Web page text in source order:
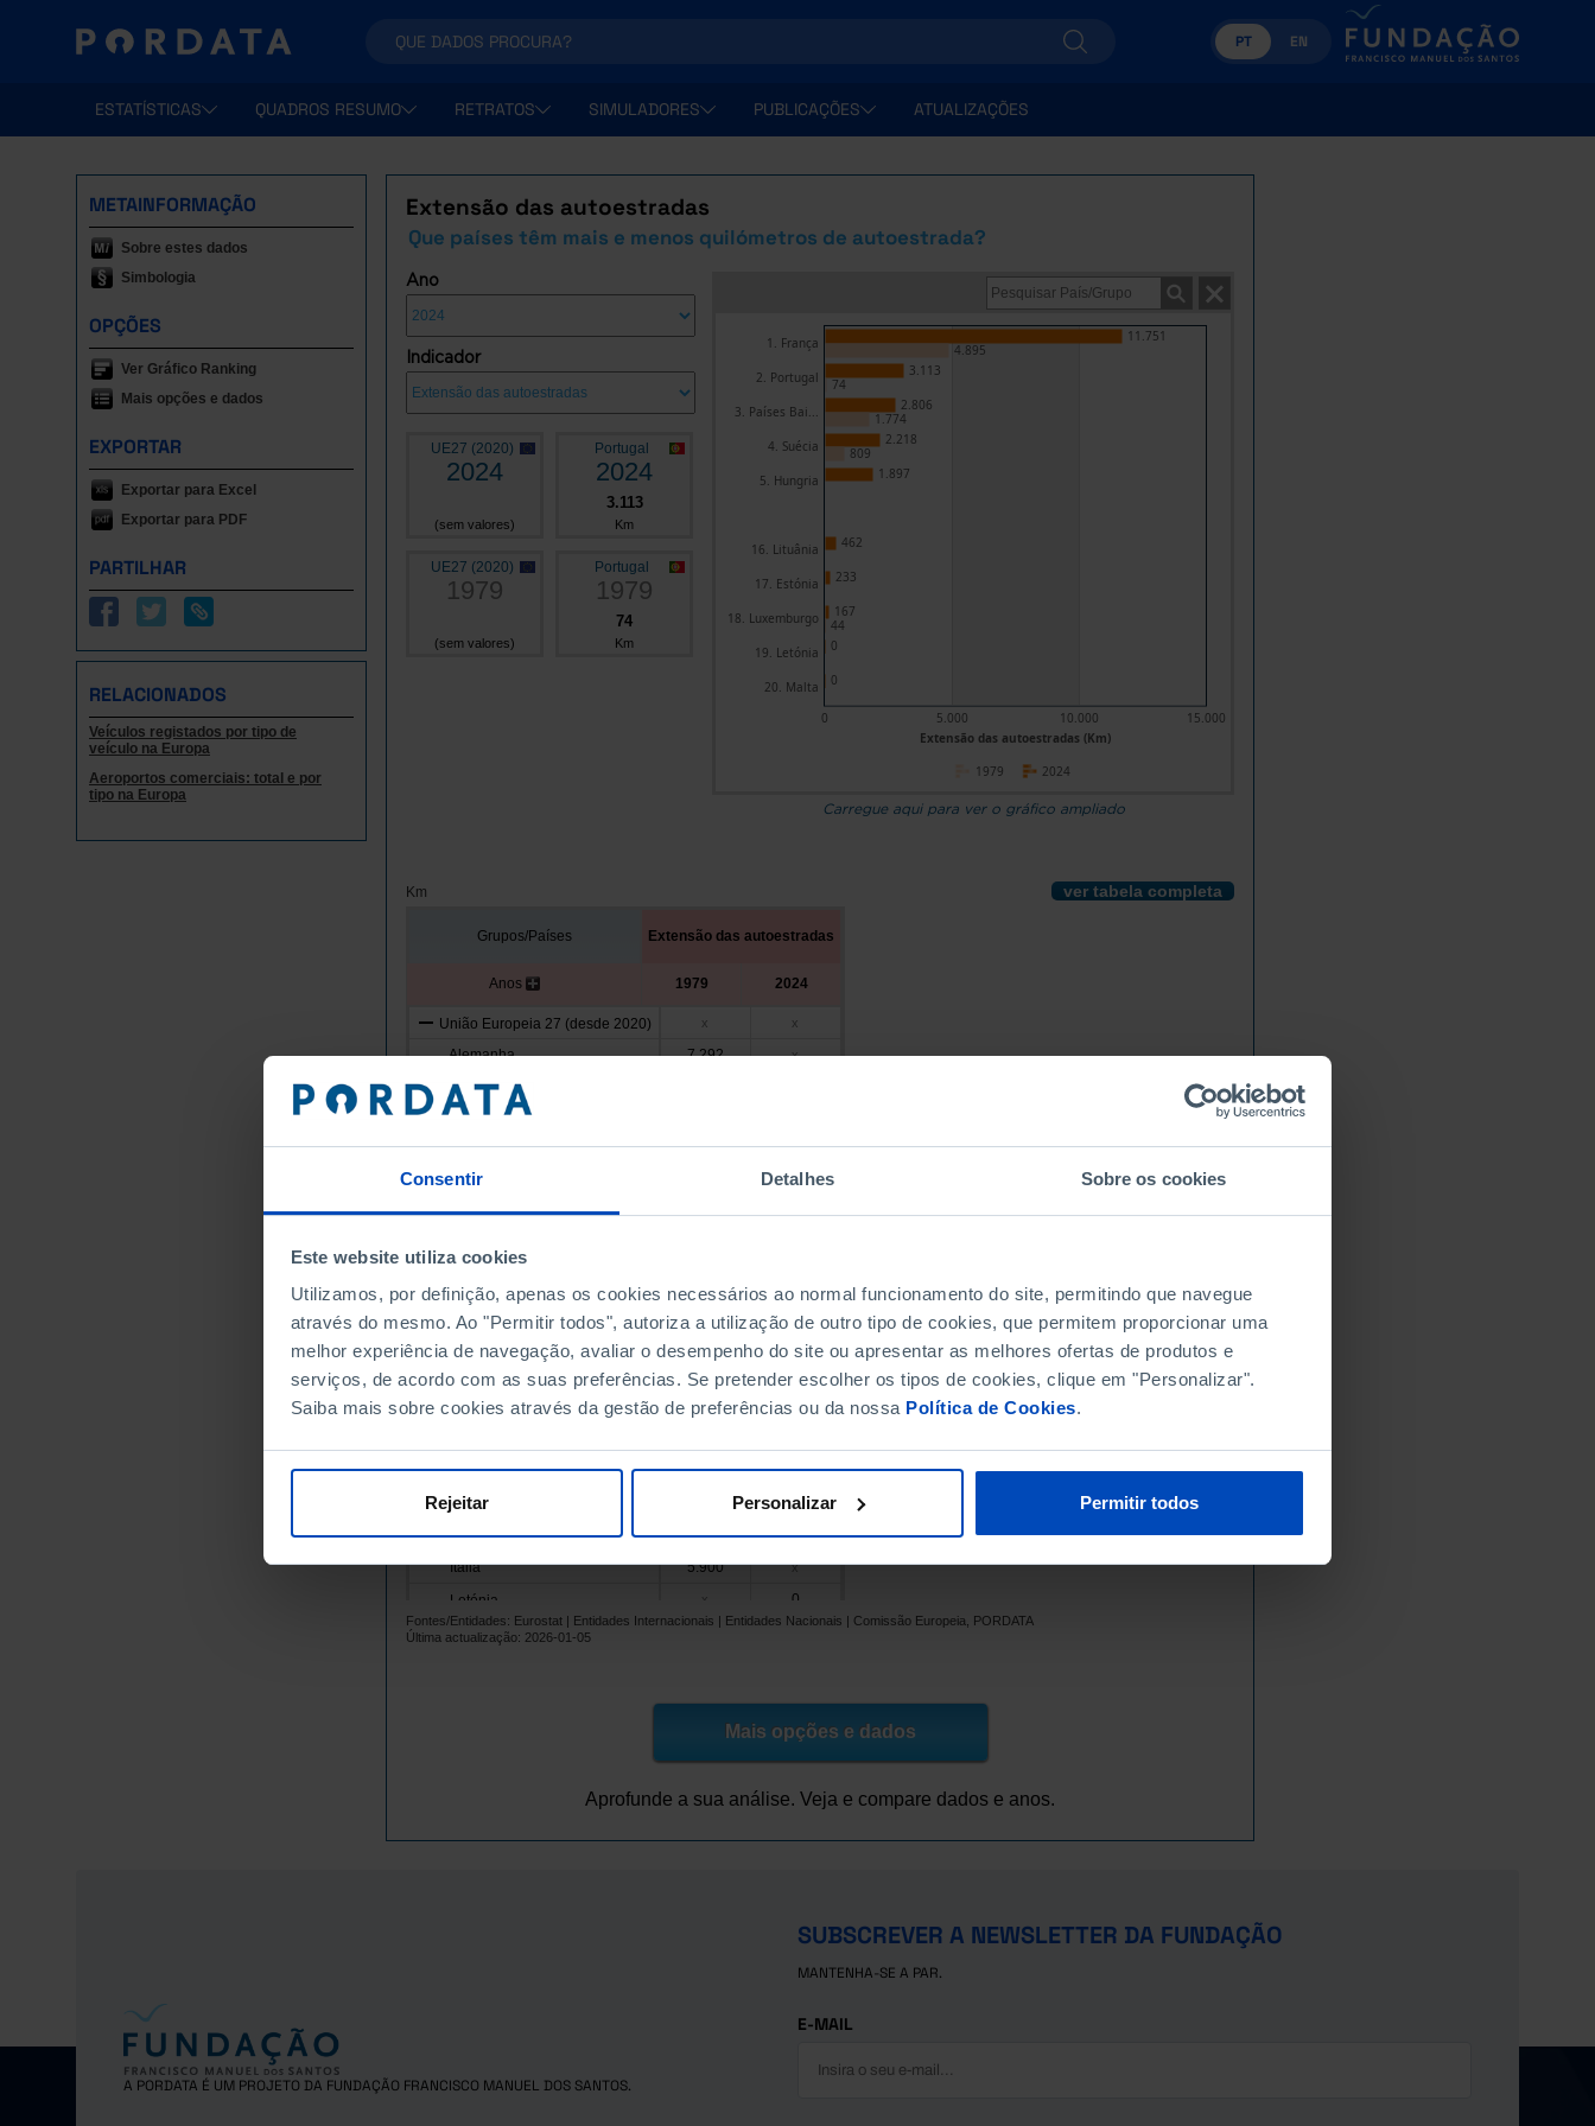
Consentir Detalhes Sobre os cookies
Este website utiliza cookies
Utilizamos, por definição, apenas os cookies necessários ao normal funcionamento do site, permitindo que navegue
através do mesmo. Ao "Permitir todos", autoriza a utilização de outro tipo de cookies, que permitem proporcionar uma
melhor experiência de navegação, avaliar o desempenho do site ou apresentar as melhores ofertas de produtos e
serviços, de acordo com as suas preferências. Se pretender escolher os tipos de cookies, clique em "Personalizar".
Saiba mais sobre cookies através da gestão de preferências ou da nossa Política de Cookies.
Rejeitar Personalizar Permitir todos
PT EN
ESTATÍSTICAS QUADROS RESUMO RETRATOS SIMULADORES PUBLICAÇÕES ATUALIZAÇÕES
METAINFORMAÇÃO
Sobre estes dados
Simbologia
OPÇÕES
Ver Gráfico Ranking
Mais opções e dados
EXPORTAR
Exportar para Excel
Exportar para PDF
PARTILHAR
RELACIONADOS
Veículos registados por tipo de
veículo na Europa
Aeroportos comerciais: total e por
tipo na Europa
Extensão das autoestradas
Que países têm mais e menos quilómetros de autoestrada?
Ano
Indicador
UE27 (2020)
2024
(sem valores)
Portugal
2024
3.113
Km
UE27 (2020)
1979
(sem valores)
Portugal
1979
74
Km
Extensão das autoestradas (Km)
0 5.000 10.000 15.000
1. França
2. Portugal
3. Países Bai...
4. Suécia
5. Hungria
16. Lituânia
17. Estónia
18. Luxemburgo
19. Letónia
20. Malta
11.751
3.113
2.806
2.218
1.897
462
233
167
0
0
4.895
74
1.774
809
44
2024
1979
Carregue aqui para ver o gráfico ampliado
Km ver tabela completa
Grupos/Países Extensão das autoestradas
Anos 1979 2024
União Europeia 27 (desde 2020) x x
Alemanha 7.292 x
Áustria
Bélgica
Bulgária
x
845
Chipre
x
Croácia x
1.356
Dinamarca
Espanha
Estónia x
233
Finlândia
x
948
Grécia
86 x
Hungria
1.897
Irlanda
x
995
Itália
5.900 x
Letónia x
0
Lituânia
2.806
x
1.888
74
3.113
1.549
Fontes/Entidades: Eurostat | Entidades Internacionais | Entidades Nacionais | Comissão Europeia, PORDATA
Última actualização: 2026-01-05
Mais opções e dados
Aprofunde a sua análise. Veja e compare dados e anos.
A PORDATA É UM PROJETO DA FUNDAÇÃO FRANCISCO MANUEL DOS SANTOS.
SUBSCREVER A NEWSLETTER DA FUNDAÇÃO
MANTENHA-SE A PAR.
E-MAIL